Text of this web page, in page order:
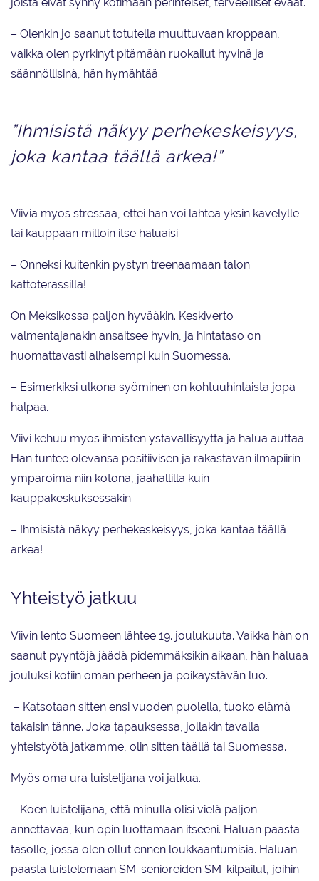
– Olenkin jo saanut totutella muuttuvaan kroppaan,
vaikka olen pyrkinyt pitämään ruokailut hyvinä ja
säännöllisinä, hän hymähtää.
”Ihmisistä näkyy perhekeskeisyys,
joka kantaa täällä arkea!”
Viiviä myös stressaa, ettei hän voi lähteä yksin kävelylle
tai kauppaan milloin itse haluaisi.
– Onneksi kuitenkin pystyn treenaamaan talon
kattoterassilla!
On Meksikossa paljon hyvääkin. Keskiverto
valmentajanakin ansaitsee hyvin, ja hintataso on
huomattavasti alhaisempi kuin Suomessa.
– Esimerkiksi ulkona syöminen on kohtuuhintaista jopa
halpaa.
Viivi kehuu myös ihmisten ystävällisyyttä ja halua auttaa.
Hän tuntee olevansa positiivisen ja rakastavan ilmapiirin
ympäröimä niin kotona, jäähallilla kuin
kauppakeskuksessakin.
– Ihmisistä näkyy perhekeskeisyys, joka kantaa täällä
arkea!
Yhteistyö jatkuu
Viivin lento Suomeen lähtee 19. joulukuuta. Vaikka hän on
saanut pyyntöjä jäädä pidemmäksikin aikaan, hän haluaa
jouluksi kotiin oman perheen ja poikaystävän luo.
– Katsotaan sitten ensi vuoden puolella, tuoko elämä
takaisin tänne. Joka tapauksessa, jollakin tavalla
yhteistyötä jatkamme, olin sitten täällä tai Suomessa.
Myös oma ura luistelijana voi jatkua.
– Koen luistelijana, että minulla olisi vielä paljon
annettavaa, kun opin luottamaan itseeni. Haluan päästä
tasolle, jossa olen ollut ennen loukkaantumisia. Haluan
päästä luistelemaan SM-senioreiden SM-kilpailut, joihin